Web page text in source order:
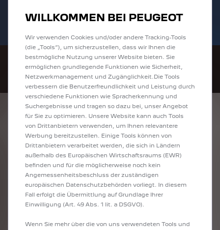
E-Autos und Plug-In-Hybride. Mehr
erfahren >>
2008 zu attraktiven Leasingraten
entdecken!
ENTDECKEN SIE
ALLE TRAVELLER
/EXPERT KOMBI IN
MARBURG
WILLKOMMEN BEI PEUGEOT
Wir verwenden Cookies und/oder andere Tracking-Tools
(die „Tools“), um sicherzustellen, dass wir Ihnen die
bestmögliche Nutzung unserer Website bieten. Sie
ermöglichen grundlegende Funktionen wie Sicherheit,
Netzwerkmanagement und Zugänglichkeit.Die Tools
verbessern die Benutzerfreundlichkeit und Leistung durch
verschiedene Funktionen wie Spracherkennung und
Suchergebnisse und tragen so dazu bei, unser Angebot
für Sie zu optimieren. Unsere Website kann auch Tools
von Drittanbietern verwenden, um Ihnen relevantere
Werbung bereitzustellen. Einige Tools können von
Drittanbietern verarbeitet werden, die sich in Ländern
außerhalb des Europäischen Wirtschaftsraums (EWR)
befinden und für die möglicherweise noch kein
Angemessenheitsbeschluss der zuständigen
europäischen Datenschutzbehörden vorliegt. In diesem
Fall erfolgt die Übermittlung auf Grundlage Ihrer
Einwilligung (Art. 49 Abs. 1 lit. a DSGVO).
Wenn Sie mehr über die von uns verwendeten Tools und